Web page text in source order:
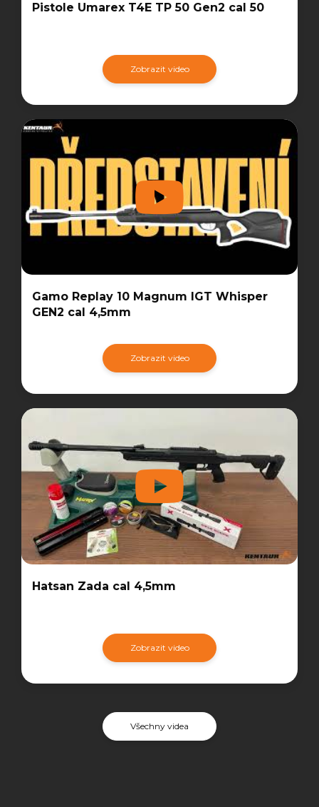
Pistole Umarex T4E TP 50 Gen2 cal 50
Zobrazit video
Gamo Replay 10 Magnum IGT Whisper
GEN2 cal 4,5mm
Zobrazit video
Hatsan Zada cal 4,5mm
Zobrazit video
Všechny videa